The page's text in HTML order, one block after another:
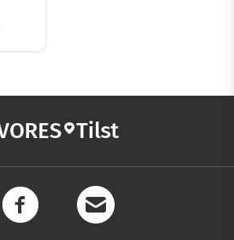
Tilst